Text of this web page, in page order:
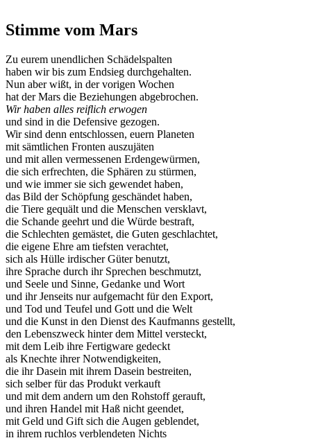
Stimme vom Mars
Zu eurem unendlichen Schädelspalten
haben wir bis zum Endsieg durchgehalten.
Nun aber wißt, in der vorigen Wochen
hat der Mars die Beziehungen abgebrochen.
Wir haben alles reiflich erwogen
und sind in die Defensive gezogen.
Wir sind denn entschlossen, euern Planeten
mit sämtlichen Fronten auszujäten
und mit allen vermessenen Erdengewürmen,
die sich erfrechten, die Sphären zu stürmen,
und wie immer sie sich gewendet haben,
das Bild der Schöpfung geschändet haben,
die Tiere gequält und die Menschen versklavt,
die Schande geehrt und die Würde bestraft,
die Schlechten gemästet, die Guten geschlachtet,
die eigene Ehre am tiefsten verachtet,
sich als Hülle irdischer Güter benutzt,
ihre Sprache durch ihr Sprechen beschmutzt,
und Seele und Sinne, Gedanke und Wort
und ihr Jenseits nur aufgemacht für den Export,
und Tod und Teufel und Gott und die Welt
und die Kunst in den Dienst des Kaufmanns gestellt,
den Lebenszweck hinter dem Mittel versteckt,
mit dem Leib ihre Fertigware gedeckt
als Knechte ihrer Notwendigkeiten,
die ihr Dasein mit ihrem Dasein bestreiten,
sich selber für das Produkt verkauft
und mit dem andern um den Rohstoff gerauft,
und ihren Handel mit Haß nicht geendet,
mit Geld und Gift sich die Augen geblendet,
in ihrem ruchlos verblendeten Nichts